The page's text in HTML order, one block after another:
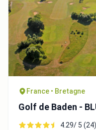
France • Bretagne
Golf de Baden -
4.29/ 5 (24)